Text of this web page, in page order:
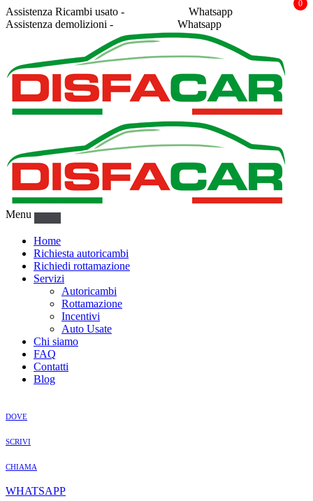
Assistenza Ricambi usato -
Whatsapp
Assistenza demolizioni -
Whatsapp
Menu
Home
Richiesta autoricambi
Richiedi rottamazione
Servizi
Autoricambi
Rottamazione
Incentivi
Auto Usate
Chi siamo
FAQ
Contatti
Blog
DOVE
SCRIVI
CHIAMA
WHATSAPP
0